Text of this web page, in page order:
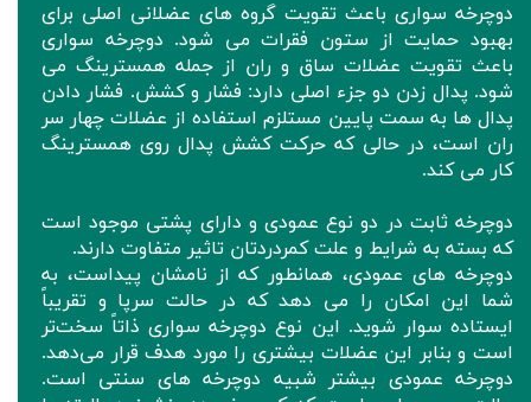
دوچرخه سواری باعث تقویت گروه های عضلانی اصلی برای
بهبود حمایت از ستون فقرات می شود. دوچرخه سواری
باعث تقویت عضلات ساق و ران از جمله همسترینگ می
شود. پدال زدن دو جزء اصلی دارد: فشار و کشش. فشار دادن
پدال ها به سمت پایین مستلزم استفاده از عضلات چهار سر
ران است، در حالی که حرکت کشش پدال روی همسترینگ
کار می کند.
دوچرخه ثابت در دو نوع عمودی و دارای پشتی موجود است
که بسته به شرایط و علت کمردردتان تاثیر متفاوت دارند.
دوچرخه های عمودی، همانطور که از نامشان پیداست، به
شما این امکان را می دهد که در حالت سرپا و تقریباً
ایستاده سوار شوید. این نوع دوچرخه سواری ذاتاً سخت‌تر
است و بنابر این عضلات بیشتری را مورد هدف قرار می‌دهد.
دوچرخه عمودی بیشتر شبیه دوچرخه های سنتی است.